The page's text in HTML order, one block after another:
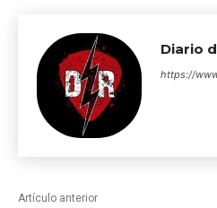
Diario
https://
Artículo anterior